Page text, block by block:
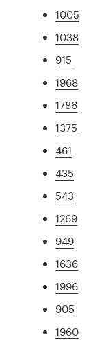
1005
1038
915
1968
1786
1375
461
435
543
1269
949
1636
1996
905
1960